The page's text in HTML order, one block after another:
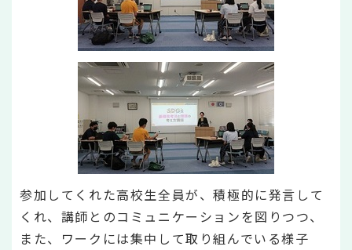
参加してくれた高校生全員が、積極的に発言して
くれ、講師とのコミュニケーションを図りつつ、
また、ワークには集中して取り組んでいる様子